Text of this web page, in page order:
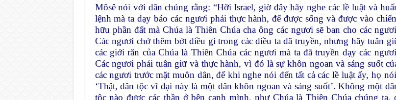
Môsê nói với dân chúng rằng: “Hỡi Israel, giờ đây hãy nghe các lề luật và
lệnh mà ta dạy bảo các ngươi phải thực hành, để được sống và được vào
hữu phần đất mà Chúa là Thiên Chúa cha ông các ngươi sẽ ban cho các
Các ngươi chớ thêm bớt điều gì trong các điều ta đã truyền, nhưng hãy tuân
các giới răn của Chúa là Thiên Chúa các ngươi mà ta đã truyền dạy các
Các ngươi phải tuân giữ và thực hành, vì đó là sự khôn ngoan và sáng suốt
các ngươi trước mặt muôn dân, để khi nghe nói đến tất cả các lề luật ấy, họ
‘Thật, dân tộc vĩ đại này là một dân khôn ngoan và sáng suốt’. Không một
tộc nào được các thần ở bên cạnh mình, như Chúa là Thiên Chúa chúng ta,